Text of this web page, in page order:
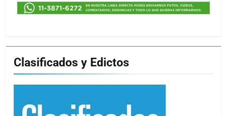
Clasificados y Edictos